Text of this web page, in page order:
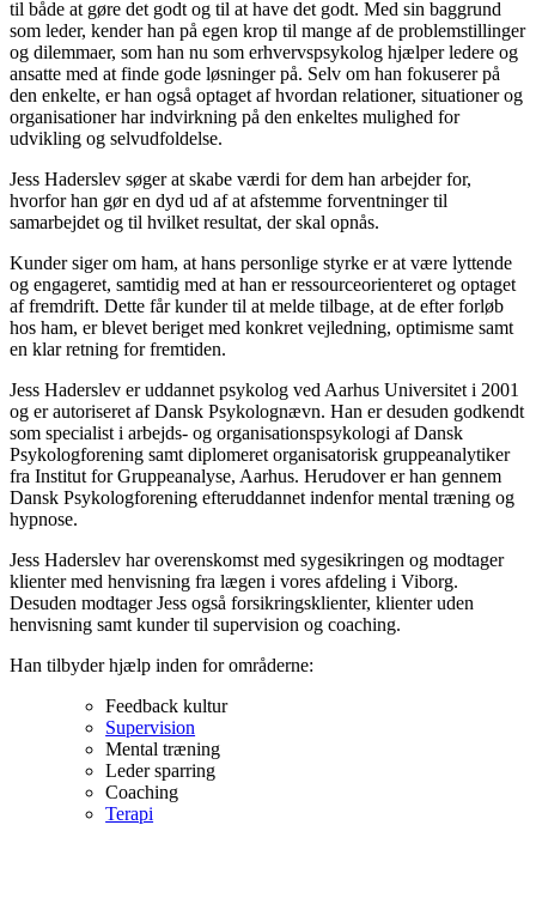
til både at gøre det godt og til at have det godt. Med sin baggrund
som leder, kender han på egen krop til mange af de problemstillinger
og dilemmaer, som han nu som erhvervspsykolog hjælper ledere og
ansatte med at finde gode løsninger på. Selv om han fokuserer på
den enkelte, er han også optaget af hvordan relationer, situationer og
organisationer har indvirkning på den enkeltes mulighed for
udvikling og selvudfoldelse.
Jess Haderslev søger at skabe værdi for dem han arbejder for,
hvorfor han gør en dyd ud af at afstemme forventninger til
samarbejdet og til hvilket resultat, der skal opnås.
Kunder siger om ham, at hans personlige styrke er at være lyttende
og engageret, samtidig med at han er ressourceorienteret og optaget
af fremdrift. Dette får kunder til at melde tilbage, at de efter forløb
hos ham, er blevet beriget med konkret vejledning, optimisme samt
en klar retning for fremtiden.
Jess Haderslev er uddannet psykolog ved Aarhus Universitet i 2001
og er autoriseret af Dansk Psykolognævn. Han er desuden godkendt
som specialist i arbejds- og organisationspsykologi af Dansk
Psykologforening samt diplomeret organisatorisk gruppeanalytiker
fra Institut for Gruppeanalyse, Aarhus. Herudover er han gennem
Dansk Psykologforening efteruddannet indenfor mental træning og
hypnose.
Jess Haderslev har overenskomst med sygesikringen og modtager
klienter med henvisning fra lægen i vores afdeling i Viborg.
Desuden modtager Jess også forsikringsklienter, klienter uden
henvisning samt kunder til supervision og coaching.
Han tilbyder hjælp inden for områderne:
Feedback kultur
Supervision
Mental træning
Leder sparring
Coaching
Terapi